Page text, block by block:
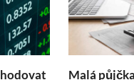
Malá